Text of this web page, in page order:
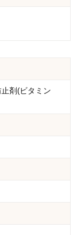
剤(ビタミン